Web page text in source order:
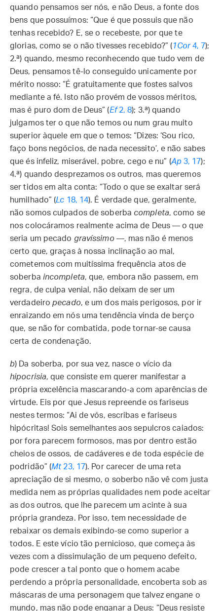
quando pensamos ser nós, e não Deus, a fonte dos
bens que possuímos: “Que é que possuis que não
tenhas recebido? E, se o recebeste, por que te
glorias, como se o não tivesses recebido?” (1Cor4, 7);
2.ª) quando, mesmo reconhecendo que tudo vem de
Deus, pensamos tê-lo conseguido unicamente por
mérito nosso: “É gratuitamente que fostes salvos
mediante a fé. Isto não provém de vossos méritos,
mas é puro dom de Deus” (Ef2, 8); 3.ª) quando
julgamos ter o que não temos ou num grau muito
superior àquele em que o temos: “Dizes: ‘Sou rico,
faço bons negócios, de nada necessito’, e não sabes
que és infeliz, miserável, pobre, cego e nu” (Ap3, 17);
4.ª) quando desprezamos os outros, mas queremos
ser tidos em alta conta: “Todo o que se exaltar será
humilhado” (Lc 18, 14). É verdade que, geralmente,
não somos culpados de soberba completa, como se
nos colocáramos realmente acima de Deus — o que
seria um pecado gravíssimo—, mas não é menos
certo que, graças à nossa inclinação ao mal,
cometemos com muitíssima frequência atos de
soberba incompleta, que, embora não passem, em
regra, de culpa venial, não deixam de ser um
verdadeiropecado, e um dos mais perigosos, por ir
enraizando em nós uma tendência vinda de berço
que, se não for combatida, pode tornar-se causa
certa de condenação.
b)
Da soberba, por sua vez, nasce o vício da
hipocrisia, que consiste em querer manifestar a
própria excelência mascarando-a com aparências de
virtude. Eis por que Jesus repreende os fariseus
nestes termos: “Ai de vós, escribas e fariseus
hipócritas! Sois semelhantes aos sepulcros caiados:
por fora parecem formosos, mas por dentro estão
cheios de ossos, de cadáveres e de toda espécie de
podridão” (Mt23, 17). Por carecer de uma reta
apreciação de si mesmo, o soberbo não vê com justa
medida nem as próprias qualidades nem pode aceitar
as dos outros, que lhe parecem um acinte à sua
própria grandeza. Por isso, tem necessidade de
rebaixar os demais exibindo-se como superior a
todos. E este vício tão pernicioso, que começa às
vezes com a dissimulação de um pequeno defeito,
pode crescer a tal ponto que o homem acabe
perdendo a própria personalidade, encoberta sob as
máscaras de uma personagem que talvez engane o
mundo, mas não pode enganar a Deus: “Deus resiste